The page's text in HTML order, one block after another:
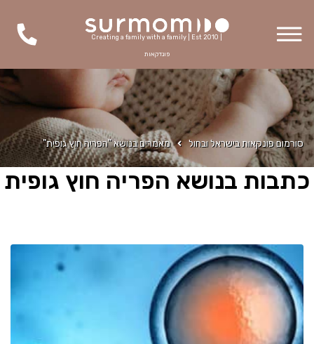
Creating a family with a family | Est 2010 |
פונדקאות
סורמום פונקאות בישראל ובחול מאמרים בנושא "הפריה חוץ גופית"
כתבות בנושא הפריה חוץ גופית